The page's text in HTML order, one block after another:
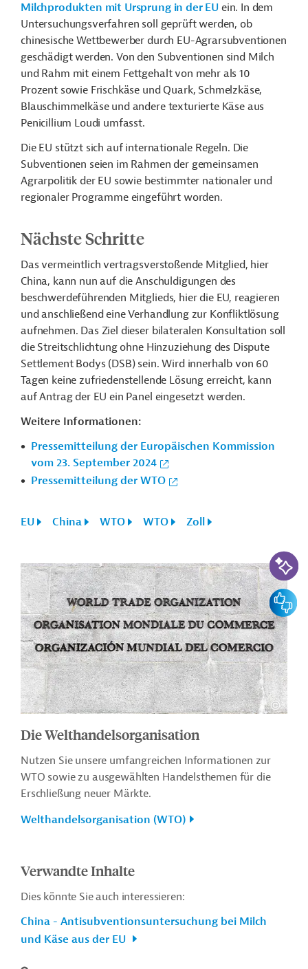
Milchprodukten mit Ursprung in der EU ein. In dem
Untersuchungsverfahren soll geprüft werden, ob
chinesische Wettbewerber durch EU-Agrarsubventionen
geschädigt werden. Von den Subventionen sind Milch
und Rahm mit einem Fettgehalt von mehr als 10
Prozent sowie Frischkäse und Quark, Schmelzkäse,
Blauschimmelkäse und andere texturierte Käse aus
Penicillium Loudi umfasst.
Die EU stützt sich auf internationale Regeln. Die
Subventionen seien im Rahmen der gemeinsamen
Agrarpolitik der EU sowie bestimmter nationaler und
regionaler Programme eingeführt worden.
Nächste Schritte
Das vermeintlich vertragsverstoßende Mitglied, hier
China, kann nun auf die Anschuldigungen des
beschwerdeführenden Mitglieds, hier die EU, reagieren
und anschließend eine Verhandlung zur Konfliktlösung
aufnehmen. Das Ziel dieser bilateralen Konsultation soll
die Streitschlichtung ohne Hinzuziehung des Dispute
Settlement Bodys (DSB) sein. Wird innerhalb von 60
Tagen keine zufriedenstellende Lösung erreicht, kann
auf Antrag der EU ein Panel eingesetzt werden.
Weitere Informationen:
Pressemitteilung der Europäischen Kommission
vom 23. September 2024
Pressemitteilung der WTO
EU China WTO WTO Zoll
Die Welthandelsorganisation
Nutzen Sie unsere umfangreichen Informationen zur
WTO sowie zu ausgewählten Handelsthemen für die
Erschließung neuer Märkte.
Welthandelsorganisation (WTO)
Verwandte Inhalte
Dies könnte Sie auch interessieren:
China - Antisubventionsuntersuchung bei Milch
und Käse aus der EU
KI-